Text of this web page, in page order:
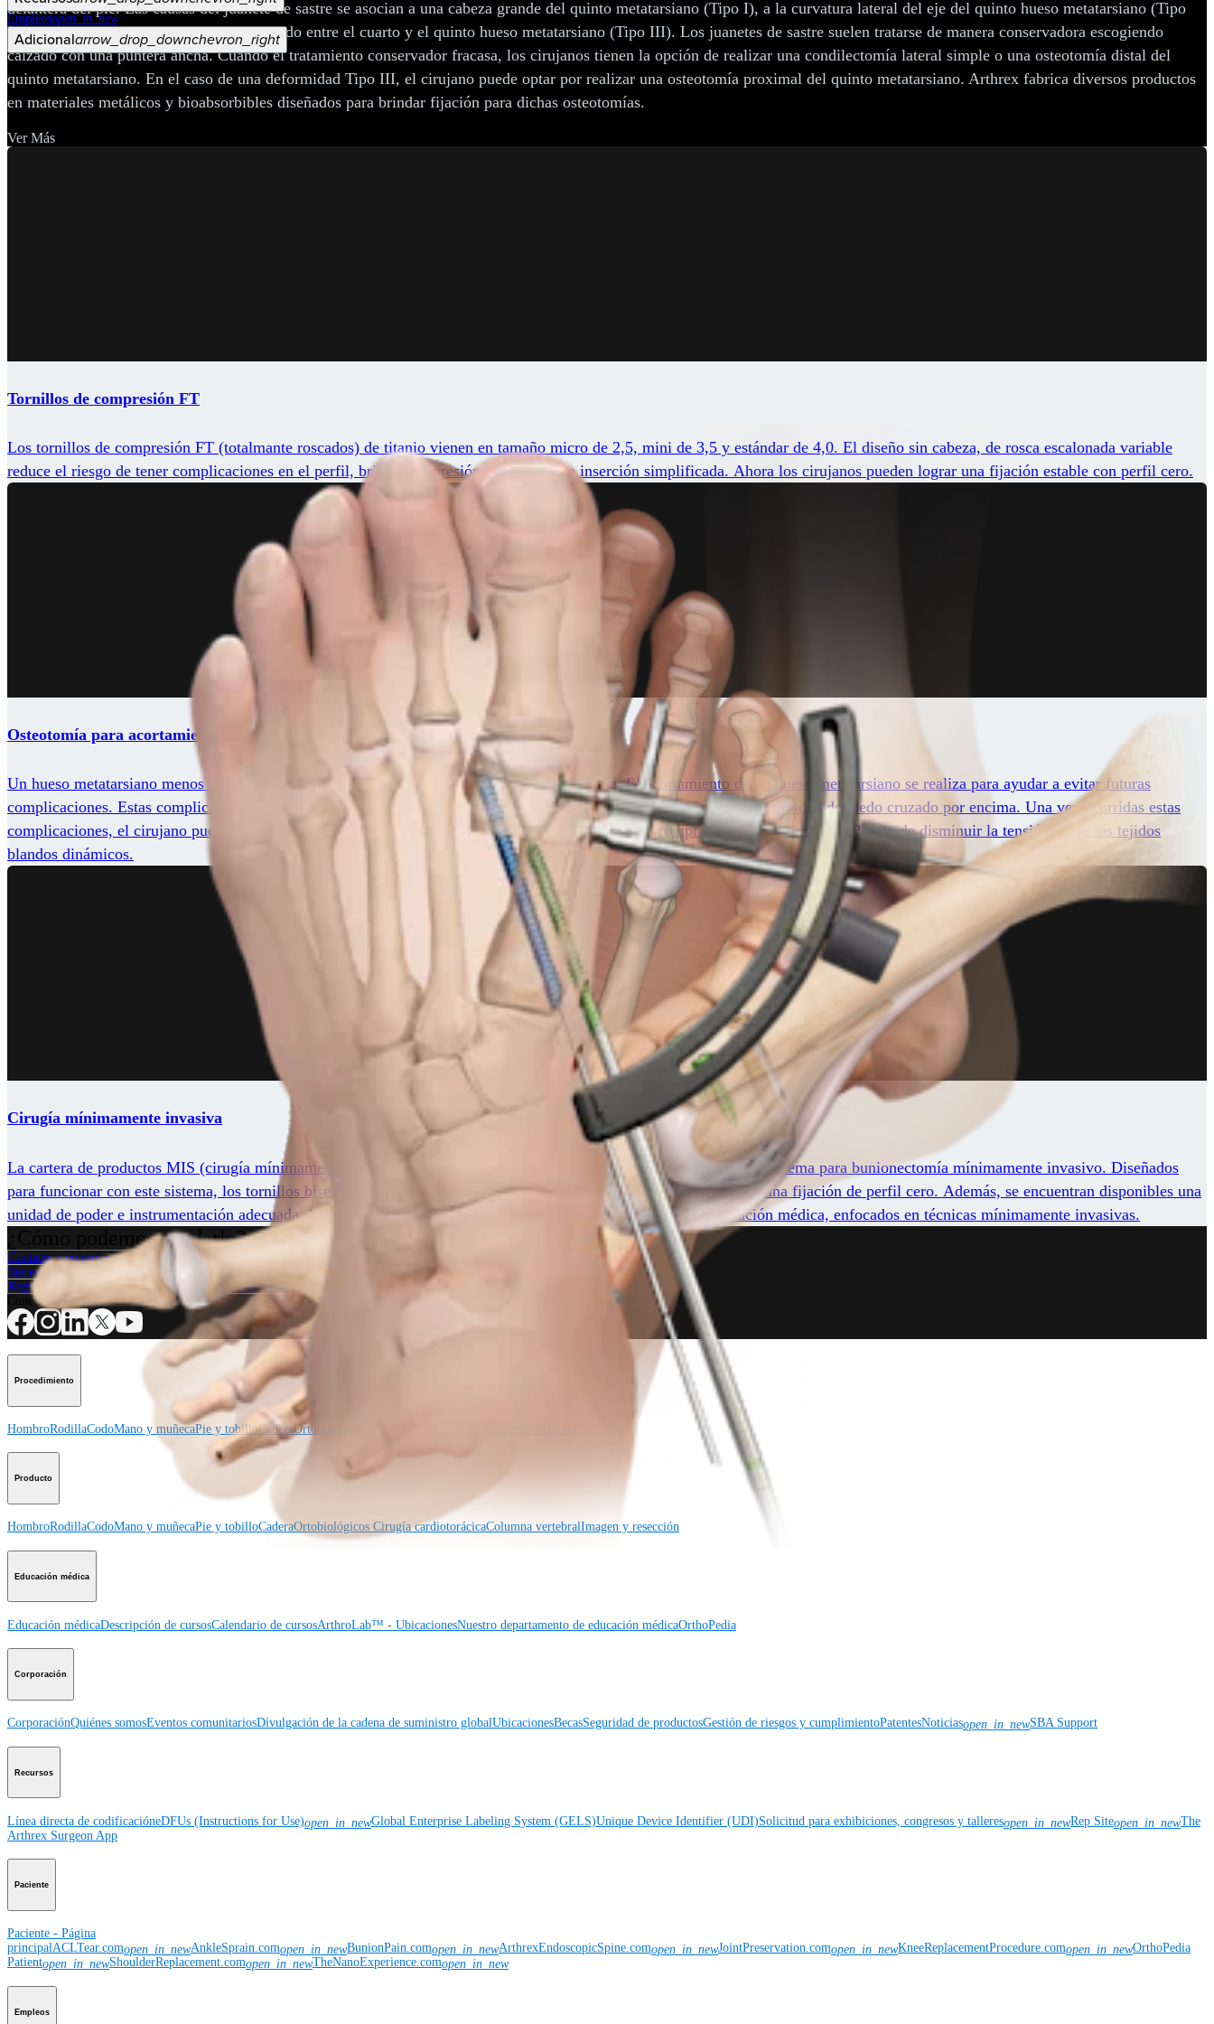
Empleosopen_in_new
Adicionalarrow_drop_downchevron_right
delantera del pie. Las causas del juanete de sastre se asocian a una cabeza grande del quinto metatarsiano (Tipo I), a la curvatura lateral del eje del quinto hueso metatarsiano (Tipo
II), o a un aumento del espacio comprendido entre el cuarto y el quinto hueso metatarsiano (Tipo III). Los juanetes de sastre suelen tratarse de manera conservadora escogiendo
calzado con una puntera ancha. Cuando el tratamiento conservador fracasa, los cirujanos tienen la opción de realizar una condilectomía lateral simple o una osteotomía distal del
quinto metatarsiano. En el caso de una deformidad Tipo III, el cirujano puede optar por realizar una osteotomía proximal del quinto metatarsiano. Arthrex fabrica diversos productos
en materiales metálicos y bioabsorbibles diseñados para brindar fijación para dichas osteotomías.
Ver Más
Tornillos de compresión FT
Los tornillos de compresión FT (totalmante roscados) de titanio vienen en tamaño micro de 2,5, mini de 3,5 y estándar de 4,0. El diseño sin cabeza, de rosca escalonada variable
reduce el riesgo de tener complicaciones en el perfil, brinda compresión y permite una inserción simplificada. Ahora los cirujanos pueden lograr una fijación estable con perfil cero.
Osteotomía para acortamiento metatarsiano
Un hueso metatarsiano menos largo puede provocar problemas comunes en los dedos del pie. El acortamiento de un hueso metatarsiano se realiza para ayudar a evitar futuras
complicaciones. Estas complicaciones incluyen el desgarro de la placa plantar, dedo martillo, dedo en garra y la deformidad del dedo cruzado por encima. Una vez ocurridas estas
complicaciones, el cirujano puede escoger una osteotomía para acortamiento metatarsiano para descomprimir la articulación MTP a fin de disminuir la tensión sobre los tejidos
blandos dinámicos.
Cirugía mínimamente invasiva
La cartera de productos MIS (cirugía mínimamente invasiva) de Arthrex sigue aumentando con la introducción del sistema para bunionectomía mínimamente invasivo. Diseñados
para funcionar con este sistema, los tornillos biselados completamente roscados están angulados para proporcionar una fijación de perfil cero. Además, se encuentran disponibles una
unidad de poder e instrumentación adecuada. La línea MIS está respaldada además por cursos nuestros de educación médica, enfocados en técnicas mínimamente invasivas.
¿Cómo podemos ayudarlo?
Contacte a un representante
Ver eventos, laboratorios y oportunidades educativas
Regístrese para recibir: ¿Qué hay de nuevo en Arthrex?
Conéctese con nosotros
Procedimiento
HombroRodillaCodoMano y muñecaPie y tobilloCaderaOrtobiológicos
Producto
HombroRodillaCodoMano y muñecaPie y tobilloCaderaOrtobiológicos Cirugía cardiotorácicaColumna vertebralImagen y resección
Educación médica
Educación médicaDescripción de cursosCalendario de cursosArthroLab™ - UbicacionesNuestro departamento de educación médicaOrthoPedia
Corporación
CorporaciónQuiénes somosEventos comunitariosDivulgación de la cadena de suministro globalUbicacionesBecasSeguridad de productosGestión de riesgos y cumplimientoPatentesNoticiasopen_in_newSBA Support
Recursos
Línea directa de codificacióneDFUs (Instructions for Use)open_in_newGlobal Enterprise Labeling System (GELS)Unique Device Identifier (UDI)Solicitud para exhibiciones, congresos y talleresopen_in_newRep Siteopen_in_newThe
Arthrex Surgeon App
Paciente
Paciente - Página
principalACLTear.comopen_in_newAnkleSprain.comopen_in_newBunionPain.comopen_in_newArthrexEndoscopicSpine.comopen_in_newJointPreservation.comopen_in_newKneeReplacementProcedure.comopen_in_newOrthoPedia
Patientopen_in_newShoulderReplacement.comopen_in_newTheNanoExperience.comopen_in_new
Empleos